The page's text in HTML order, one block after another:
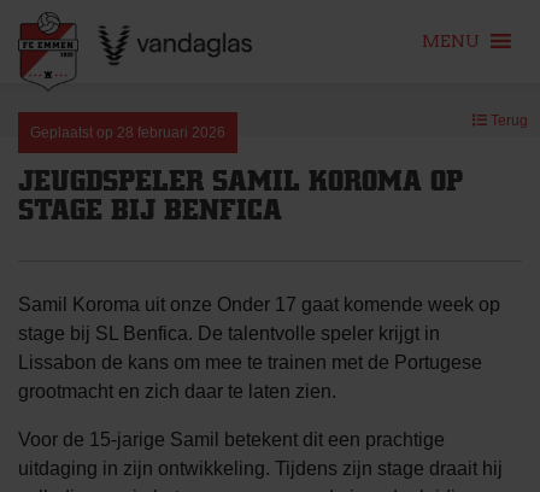
content
MENU
Geplaatst op 28 februari 2026
Terug
JEUGDSPELER SAMIL KOROMA OP
STAGE BIJ BENFICA
Samil Koroma uit onze Onder 17 gaat komende week op
stage bij SL Benfica. De talentvolle speler krijgt in
Lissabon de kans om mee te trainen met de Portugese
grootmacht en zich daar te laten zien.
Voor de 15-jarige Samil betekent dit een prachtige
uitdaging in zijn ontwikkeling. Tijdens zijn stage draait hij